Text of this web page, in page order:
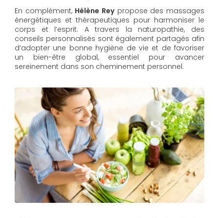
En complément, Hélène Reypropose des massages
énergétiques et thérapeutiques pour harmoniser le
corps et l’esprit. A travers la naturopathie, des
conseils personnalisés sont également partagés afin
d’adopter une bonne hygiène de vie et de favoriser
un bien-être global, essentiel pour avancer
sereinement dans son cheminement personnel.